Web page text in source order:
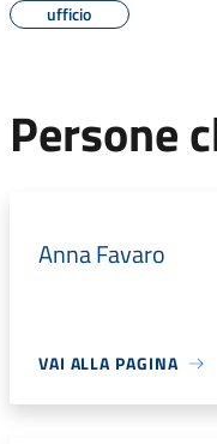
ufficio
Persone
Anna Favaro
VAI ALLA PAGINA